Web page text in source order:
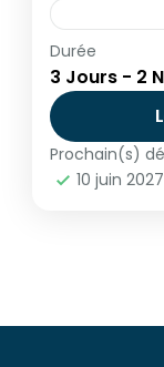
Initiation
Explorez
l'itinéraire
circuit en
emmène
Durée
3 Jours - 2
Prochain(s)
10 juin 2027